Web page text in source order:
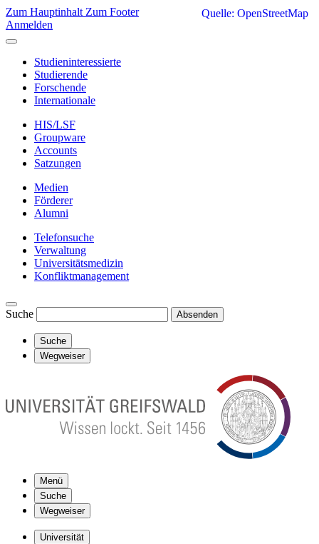
Zum Hauptinhalt Zum Footer
Anmelden
Studieninteressierte
Studierende
Forschende
Internationale
HIS/LSF
Groupware
Accounts
Satzungen
Medien
Förderer
Alumni
Telefonsuche
Verwaltung
Universitätsmedizin
Konfliktmanagement
Suche Absenden
Suche
Wegweiser
Menü
Suche
Wegweiser
Universität
Quelle: OpenStreetMap